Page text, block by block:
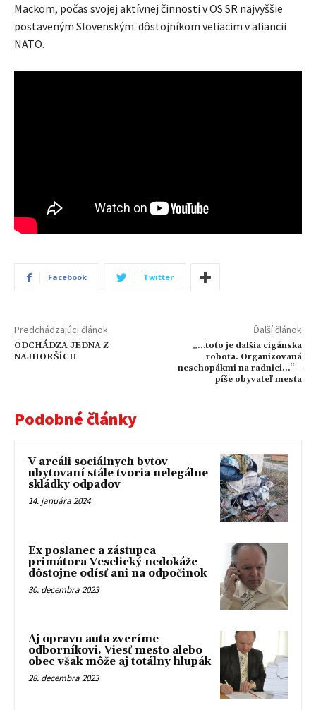
Mackom, počas svojej aktívnej činnosti v OS SR najvyššie
postaveným Slovenským dôstojníkom veliacim v aliancii
NATO.
Facebook Twitter
Predchádzajúci článok
ODCHÁDZA JEDNA Z
NAJHORŠÍCH
Ďalší článok
„…toto je dalšia cigánska
robota. Organizovaná
neschopákmi na radnici…“ –
píše obyvateľ mesta
Podobné články
V areáli sociálnych bytov
ubytovaní stále tvoria nelegálne
skládky odpadov
14. januára 2024
Ex poslanec a zástupca
primátora Veselický nedokáže
dôstojne odísť ani na odpočinok
30. decembra 2023
Aj opravu auta zveríme
odborníkovi. Viesť mesto alebo
obec však môže aj totálny hlupák
28. decembra 2023